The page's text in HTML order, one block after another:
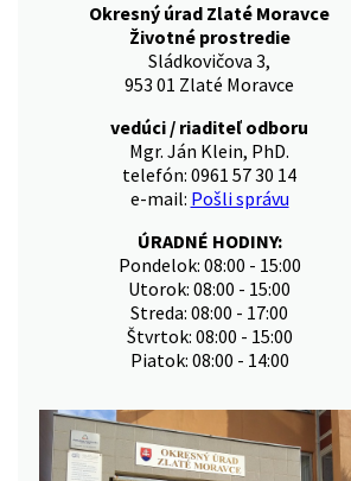
Okresný úrad Zlaté Moravce
Životné prostredie
Sládkovičova 3,
953 01 Zlaté Moravce
vedúci / riaditeľ odboru
Mgr. Ján Klein, PhD.
telefón: 0961 57 30 14
e-mail: Pošli správu
ÚRADNÉ HODINY:
Pondelok: 08:00 - 15:00
Utorok: 08:00 - 15:00
Streda: 08:00 - 17:00
Štvrtok: 08:00 - 15:00
Piatok: 08:00 - 14:00